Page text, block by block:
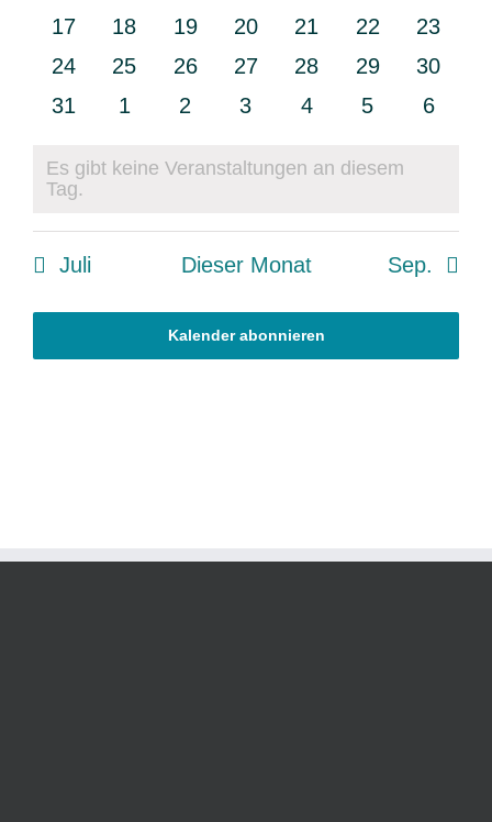
0
17
0
18
0
19
0
20
0
21
0
22
0
23
0
24
0
25
0
26
0
27
0
28
0
29
0
30
0
31
0
1
0
2
0
3
0
4
0
5
0
6
Hinweis
Es gibt keine Veranstaltungen an diesem
Tag.
Juli Dieser Monat Sep.
Kalender abonnieren